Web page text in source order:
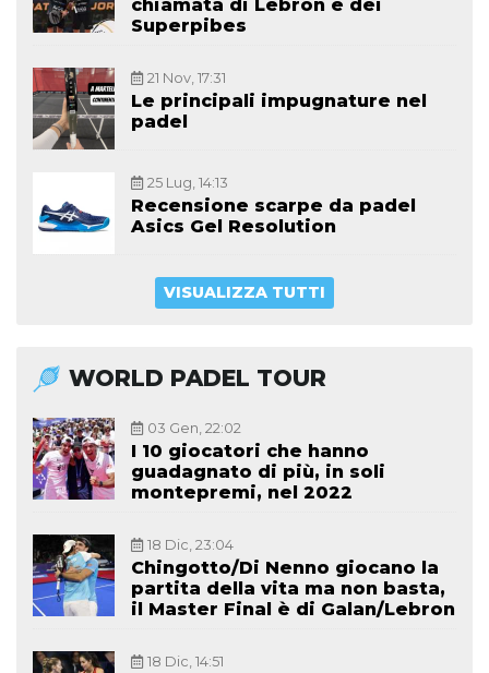
chiamata di Lebron e dei
Superpibes
21 Nov, 17:31
Le principali impugnature nel
padel
25 Lug, 14:13
Recensione scarpe da padel
Asics Gel Resolution
VISUALIZZA TUTTI
WORLD PADEL TOUR
03 Gen, 22:02
I 10 giocatori che hanno
guadagnato di più, in soli
montepremi, nel 2022
18 Dic, 23:04
Chingotto/Di Nenno giocano la
partita della vita ma non basta,
il Master Final è di Galan/Lebron
18 Dic, 14:51